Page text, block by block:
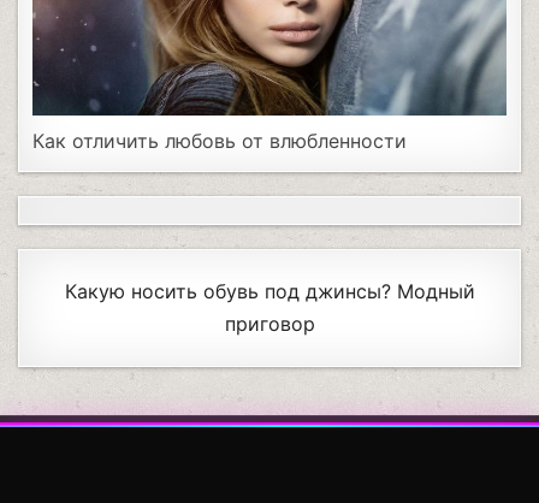
Как отличить любовь от влюбленности
Какую носить обувь под джинсы? Модный
приговор